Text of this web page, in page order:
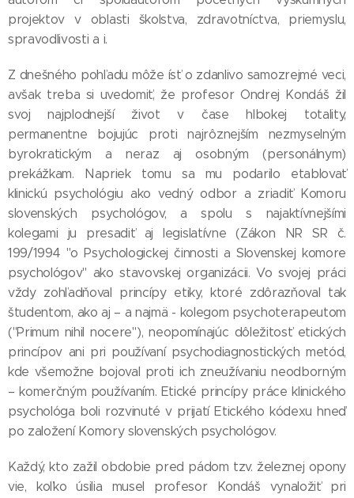
projektov v oblasti školstva, zdravotníctva, priemyslu,
spravodlivosti a i.
Z dnešného pohľadu môže ísť o zdanlivo samozrejmé veci,
avšak treba si uvedomiť, že profesor Ondrej Kondáš žil
svoj najplodnejší život v čase hlbokej totality,
permanentne bojujúc proti najrôznejším nezmyselným
byrokratickým a neraz aj osobným (personálnym)
prekážkam. Napriek tomu sa mu podarilo etablovať
klinickú psychológiu ako vedný odbor a zriadiť Komoru
slovenských psychológov, a spolu s najaktívnejšími
kolegami ju presadiť aj legislatívne (Zákon NR SR č.
199/1994 "o Psychologickej činnosti a Slovenskej komore
psychológov" ako stavovskej organizácii. Vo svojej práci
vždy zohľadňoval princípy etiky, ktoré zdôrazňoval tak
študentom, ako aj – a najmä - kolegom psychoterapeutom
("Primum nihil nocere"), neopomínajúc dôležitosť etických
princípov ani pri používaní psychodiagnostických metód,
kde všemožne bojoval proti ich zneužívaniu neodborným
– komerčným používaním. Etické princípy práce klinického
psychológa boli rozvinuté v prijatí Etického kódexu hneď
po založení Komory slovenských psychológov.
Každý, kto zažil obdobie pred pádom tzv. železnej opony
vie, koľko úsilia musel profesor Kondáš vynaložiť pri